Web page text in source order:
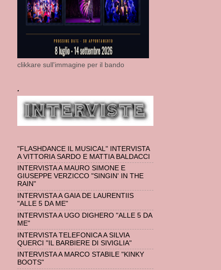
clikkare sull'immagine per il bando
.
"FLASHDANCE IL MUSICAL" INTERVISTA
A VITTORIA SARDO E MATTIA BALDACCI
INTERVISTA A MAURO SIMONE E
GIUSEPPE VERZICCO "SINGIN' IN THE
RAIN"
INTERVISTA A GAIA DE LAURENTIIS
"ALLE 5 DA ME"
INTERVISTA A UGO DIGHERO "ALLE 5 DA
ME"
INTERVISTA TELEFONICA A SILVIA
QUERCI "IL BARBIERE DI SIVIGLIA"
INTERVISTA A MARCO STABILE "KINKY
BOOTS"